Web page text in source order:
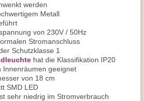
werden
Metall
von 230V / 50Hz
Stromanschluss
Schutzklasse 1
hat die Klassifikation IP20
Innenräumen geeignet
von 18 cm
SMD LED
sehr niedrig im Stromverbrauch